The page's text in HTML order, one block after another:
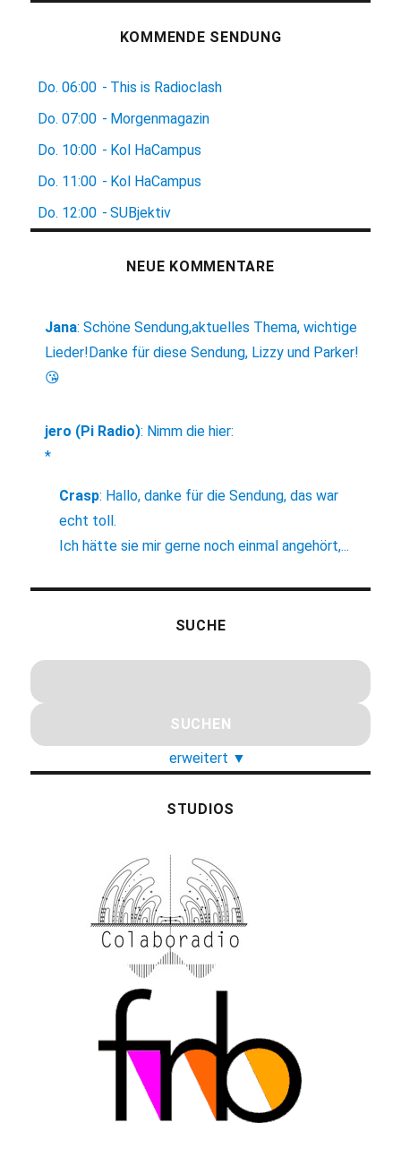
KOMMENDE SENDUNG
Do. 06:00 - This is Radioclash
Do. 07:00 - Morgenmagazin
Do. 10:00 - Kol HaCampus
Do. 11:00 - Kol HaCampus
Do. 12:00 - SUBjektiv
NEUE KOMMENTARE
Jana:Schöne Sendung,aktuelles Thema, wichtige
Lieder!Danke für diese Sendung, Lizzy und Parker!
😘
jero (Pi Radio): Nimm die hier:
*
Crasp: Hallo, danke für die Sendung, das war
echt toll.
Ich hätte sie mir gerne noch einmal angehört,...
SUCHE
erweitert ▼
STUDIOS